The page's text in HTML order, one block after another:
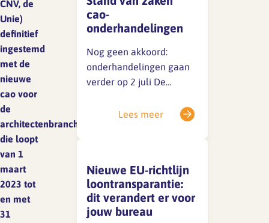
SFA magazine The Human
Factor
Boekentips
Podcasttips
CNV, de
Unie)
definitief
ingestemd
met de
nieuwe
cao voor
de
architectenbranche,
die loopt
van 1
maart
2023 tot
en met
31
grond van de huidige
cao.Excuus voor
eventuele verwarring.
cao-
onderhandelingen
Nog geen akkoord:
onderhandelingen gaan
verder op 2 juli De
2026. Achter de
geen akkoord bereikt.
Vanwege de
vertrouwelijkheid kunnen
we nu geen details delen,
Lees meer
Nieuwe EU-richtlijn
loontransparantie:
dit verandert er voor
jouw bureau